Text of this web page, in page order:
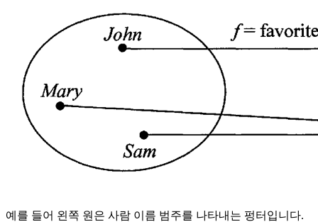
예를 들어 왼쪽 원은 사람 이름 범주를 나타내는 펑터입니다.